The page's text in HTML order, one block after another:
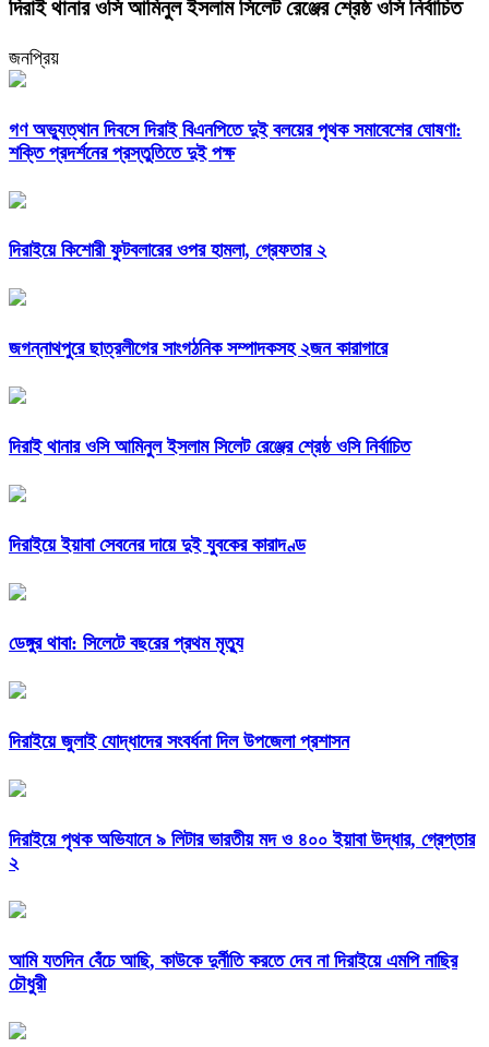
দিরাই থানার ওসি আমিনুল ইসলাম সিলেট রেঞ্জের শ্রেষ্ঠ ওসি নির্বাচিত
জনপ্রিয়
গণ অভ্যুত্থান দিবসে দিরাই বিএনপিতে দুই বলয়ের পৃথক সমাবেশের ঘোষণা:
শক্তি প্রদর্শনের প্রস্তুতিতে দুই পক্ষ
দিরাইয়ে কিশোরী ফুটবলারের ওপর হামলা, গ্রেফতার ২
জগন্নাথপুরে ছাত্রলীগের সাংগঠনিক সম্পাদকসহ ২জন কারাগারে
দিরাই থানার ওসি আমিনুল ইসলাম সিলেট রেঞ্জের শ্রেষ্ঠ ওসি নির্বাচিত
দিরাইয়ে ইয়াবা সেবনের দায়ে দুই যুবকের কারাদণ্ড
ডেঙ্গুর থাবা: সিলেটে বছরের প্রথম মৃত্যু
দিরাইয়ে জুলাই যোদ্ধাদের সংবর্ধনা দিল উপজেলা প্রশাসন
দিরাইয়ে পৃথক অভিযানে ৯ লিটার ভারতীয় মদ ও ৪০০ ইয়াবা উদ্ধার, গ্রেপ্তার
২
আমি যতদিন বেঁচে আছি, কাউকে দুর্নীতি করতে দেব না দিরাইয়ে এমপি নাছির
চৌধুরী